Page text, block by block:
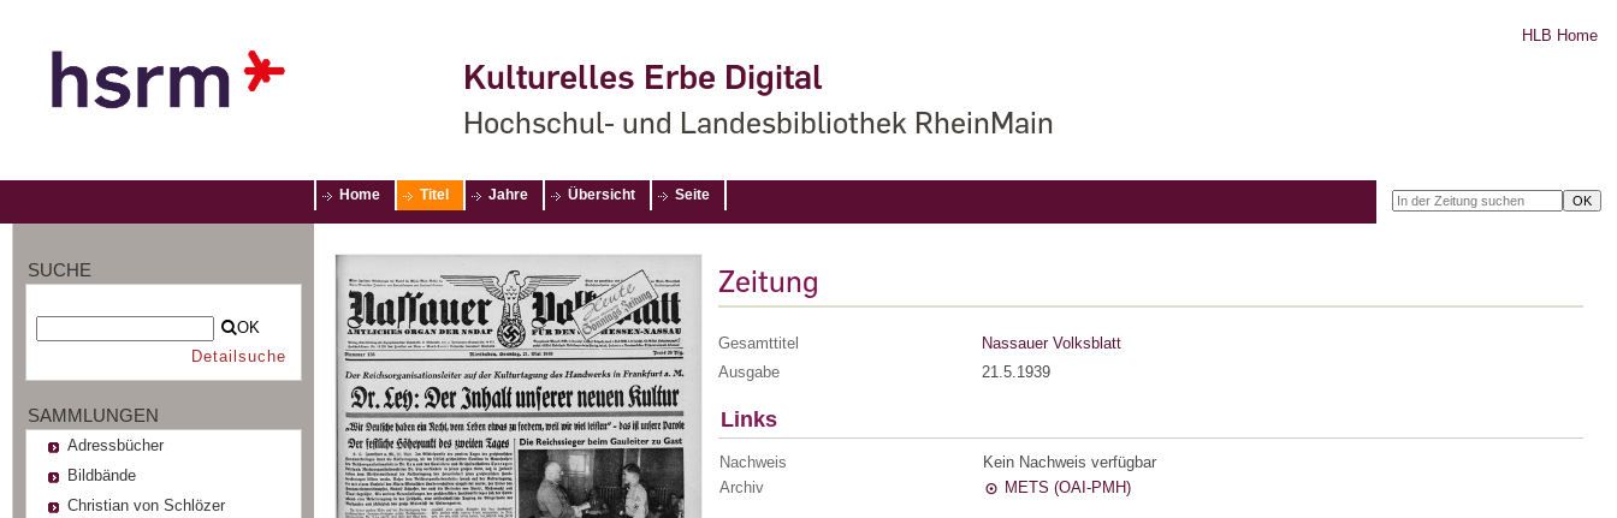
Kulturelles Erbe Digital
Hochschul- und Landesbibliothek RheinMain
HLB Home
Home Titel Jahre Übersicht Seite
SUCHE
OK
Detailsuche
SAMMLUNGEN
Adressbücher
Bildbände
Christian von Schlözer
Zeitung
Gesamttitel
Nassauer Volksblatt
Ausgabe
21.5.1939
Links
Nachweis
Kein Nachweis verfügbar
Archiv
METS (OAI-PMH)